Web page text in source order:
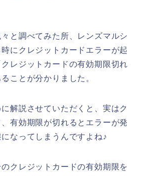
と調べてみた所、レンズマルシ
にクレジットカードエラーが起
レジットカードの有効期限切れ
ことが分かりました。
解説させていただくと、実はク
有効期限が切れるとエラーが発
なってしまうんですよね♪
クレジットカードの有効期限を